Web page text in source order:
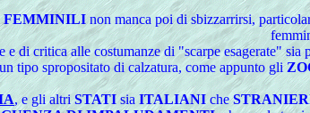
FEMMINILInon manca poi di sbizzarrirsi,
e di critica alle costumanze di "scarpe esagerate"
un tipo spropositato di calzatura, come appunto gli
, e gli altriSTATIsiaITALIANI che